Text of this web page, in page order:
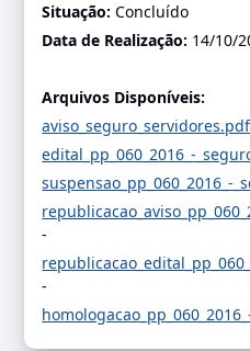
Situação:Concluído
Data de Realização: 14/10/
Arquivos Disponíveis:
edital_pp_060_2016_-
suspensao_pp_060_2016_-
-
-